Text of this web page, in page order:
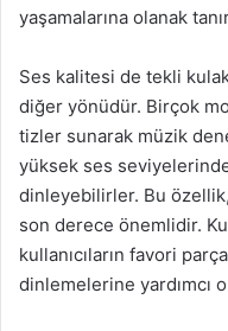
yaşamalarına olanak
Ses kalitesi de tekli
diğer yönüdür. Birçok
tizler sunarak müzik
yüksek ses
dinleyebilirler. Bu
son derece önemlidir.
kullanıcıların favori
dinlemelerine yardımcı